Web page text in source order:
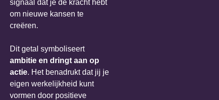
signaal dat je de kracht hebt
om nieuwe kansen te
creëren.
Dit getal symboliseert
ambitie en dringt aan op
actie. Het benadrukt dat jij je
eigen werkelijkheid kunt
vormen door positieve